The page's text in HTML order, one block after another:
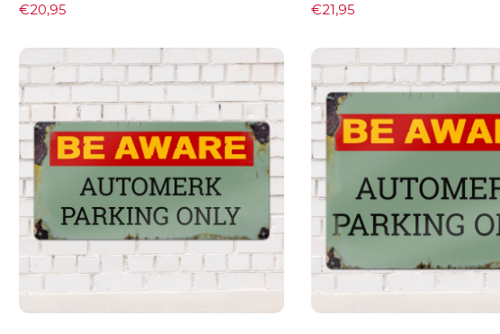
€20,95 €21,95